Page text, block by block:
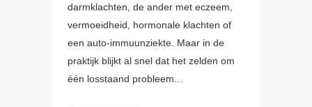
darmklachten, de ander met eczeem,
vermoeidheid, hormonale klachten of
een auto-immuunziekte. Maar in de
praktijk blijkt al snel dat het zelden om
één losstaand probleem...